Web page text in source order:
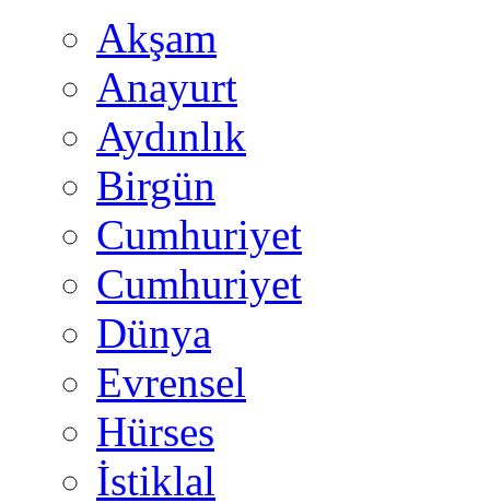
Akşam
Anayurt
Aydınlık
Birgün
Cumhuriyet
Cumhuriyet
Dünya
Evrensel
Hürses
İstiklal